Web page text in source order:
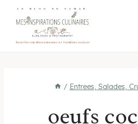
LE BLOG DE SAMAR
Recettes méditerranéennes et familiales maison
/ Entrees, Salades,
oeufs